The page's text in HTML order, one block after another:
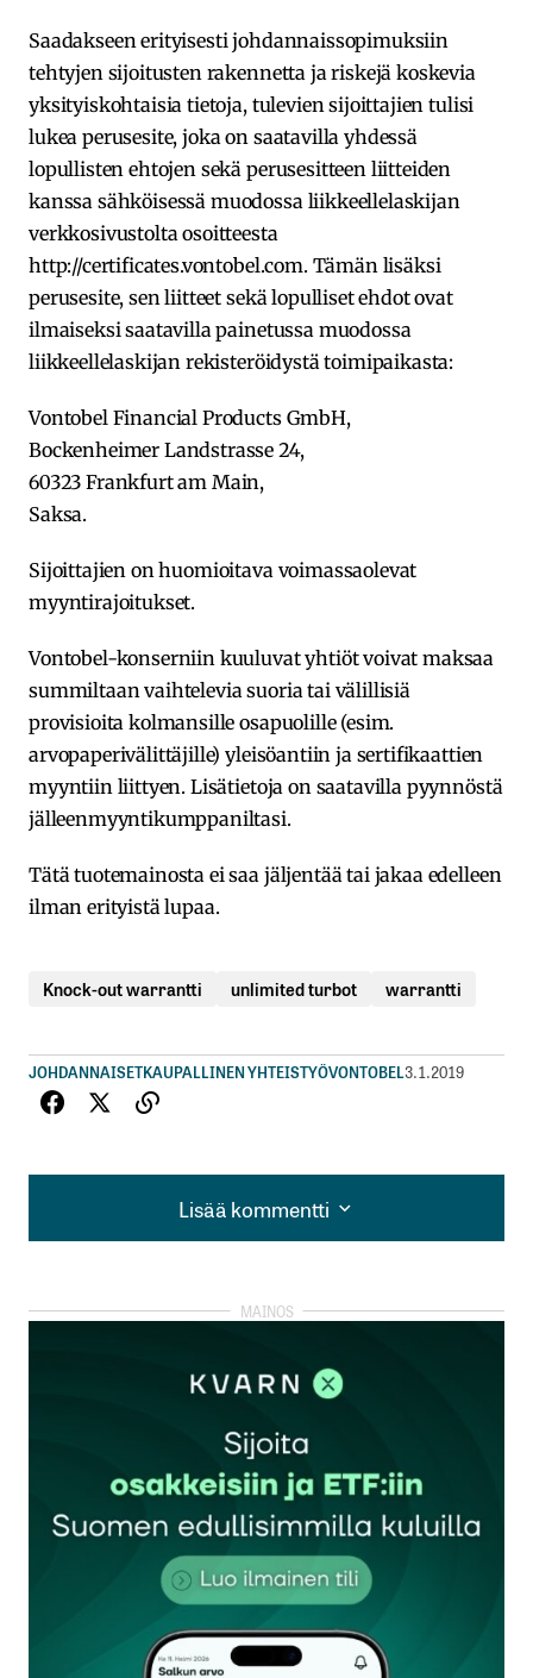
Saadakseen erityisesti johdannaissopimuksiin
tehtyjen sijoitusten rakennetta ja riskejä koskevia
yksityiskohtaisia tietoja, tulevien sijoittajien tulisi
lukea perusesite, joka on saatavilla yhdessä
lopullisten ehtojen sekä perusesitteen liitteiden
kanssa sähköisessä muodossa liikkeellelaskijan
verkkosivustolta osoitteesta
http://certificates.vontobel.com. Tämän lisäksi
perusesite, sen liitteet sekä lopulliset ehdot ovat
ilmaiseksi saatavilla painetussa muodossa
liikkeellelaskijan rekisteröidystä toimipaikasta:
Vontobel Financial Products GmbH,
Bockenheimer Landstrasse 24,
60323 Frankfurt am Main,
Saksa.
Sijoittajien on huomioitava voimassaolevat
myyntirajoitukset.
Vontobel-konserniin kuuluvat yhtiöt voivat maksaa
summiltaan vaihtelevia suoria tai välillisiä
provisioita kolmansille osapuolille (esim.
arvopaperivälittäjille) yleisöantiin ja sertifikaattien
myyntiin liittyen. Lisätietoja on saatavilla pyynnöstä
jälleenmyyntikumppaniltasi.
Tätä tuotemainosta ei saa jäljentää tai jakaa edelleen
ilman erityistä lupaa.
Knock-out warrantti unlimited turbot warrantti
JOHDANNAISETKAUPALLINEN YHTEISTYÖVONTOBEL3.1.2019
Lisää kommentti
Lisää kommentti
kirjautua
rekisteröityä
Sähköpostiosoitettasi ei julkaista.Pakolliset
kentät on merkitty*
Kommentti*